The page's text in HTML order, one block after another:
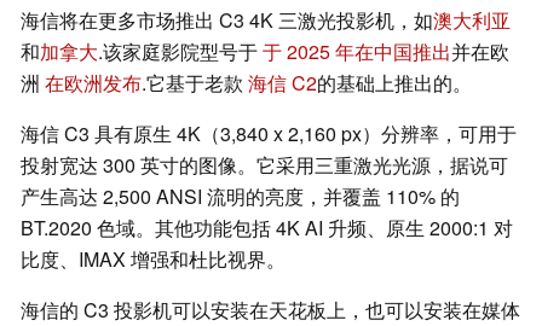
海信将在更多市场推出 C3 4K 三激光投影机，如澳大利亚
和加拿大.该家庭影院型号于于 2025 年在中国推出并在欧
洲 在欧洲发布.它基于老款 海信 C2的基础上推出的。
海信 C3 具有原生 4K（3,840 x 2,160 px）分辨率，可用于
投射宽达 300 英寸的图像。它采用三重激光光源，据说可
产生高达 2,500 ANSI 流明的亮度，并覆盖 110% 的
BT.2020 色域。其他功能包括 4K AI 升频、原生 2000:1 对
比度、IMAX 增强和杜比视界。
海信的 C3 投影机可以安装在天花板上，也可以安装在媒体